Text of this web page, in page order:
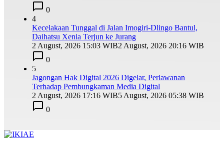
0
4
Kecelakaan Tunggal di Jalan Imogiri-Dlingo Bantul,
Daihatsu Xenia Terjun ke Jurang
2 August, 2026 15:03 WIB2 August, 2026 20:16 WIB
0
5
Jagongan Hak Digital 2026 Digelar, Perlawanan
Terhadap Pembungkaman Media Digital
2 August, 2026 17:16 WIB5 August, 2026 05:38 WIB
0